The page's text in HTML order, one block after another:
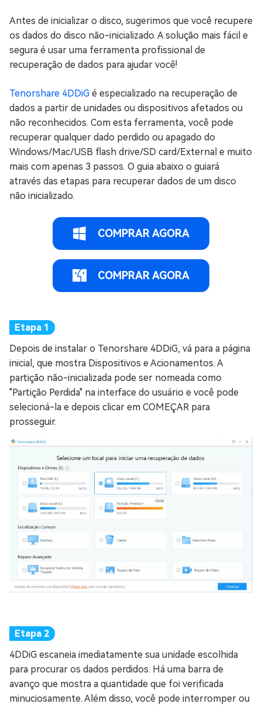
Antes de inicializar o disco, sugerimos que você recupere
os dados do disco não-inicializado. A solução mais fácil e
segura é usar uma ferramenta profissional de
recuperação de dados para ajudar você!
Tenorshare 4DDiG é especializado na recuperação de
dados a partir de unidades ou dispositivos afetados ou
não reconhecidos. Com esta ferramenta, você pode
recuperar qualquer dado perdido ou apagado do
Windows/Mac/USB flash drive/SD card/External e muito
mais com apenas 3 passos. O guia abaixo o guiará
através das etapas para recuperar dados de um disco
não inicializado.
COMPRAR AGORA
COMPRAR AGORA
Depois de instalar o Tenorshare 4DDiG, vá para a página
inicial, que mostra Dispositivos e Acionamentos. A
partição não-inicializada pode ser nomeada como
"Partição Perdida" na interface do usuário e você pode
selecioná-la e depois clicar em COMEÇAR para
prosseguir.
4DDiG escaneia imediatamente sua unidade escolhida
para procurar os dados perdidos. Há uma barra de
avanço que mostra a quantidade que foi verificada
minuciosamente. Além disso, você pode interromper ou